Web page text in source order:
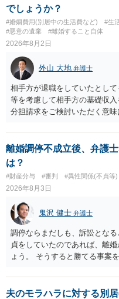
でしょうか？
#婚姻費用(別居中の生活費など) #生
#悪意の遺棄
#離婚すること自体
2026年8月2日
外山 大地 弁護士
相手方が退職をしていたとし
等を考慮して相手方の基礎収
分担請求をご検討いただく意
て、ご検討いただくのが良い
離婚調停不成立後、弁護
は？
#財産分与 #審判 #異性関係(不貞等)
2026年8月3日
鬼沢 健士 弁護士
調停ならまだしも、訴訟とな
貞をしていたのであれば、離
ょう。 そうすると勝てる事案
夫のモラハラに対する別